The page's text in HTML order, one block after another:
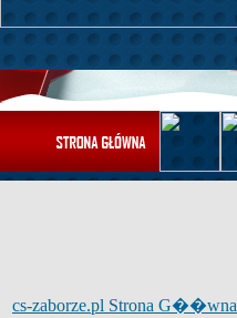
cs-zaborze.pl Strona G��wna